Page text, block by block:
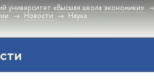
университет «Высшая школа экономики»
Новости Наука